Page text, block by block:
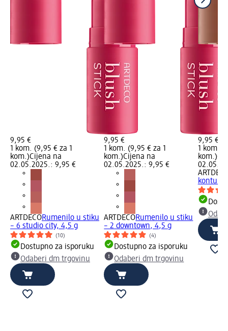
9,95 €
1 kom. (9,95 € za 1
kom.)Cijena na
02.05.2025.: 9,95 €
ARTDECORumenilo u stiku
– 6 studio city, 4,5 g
(10)
Dostupno za isporuku
Odaberi dm trgovinu
9,95 €
1 kom. (9,95 € za 1
kom.)Cijena na
02.05.2025.: 9,95 €
ARTDECORumenilo u stiku
– 2 downtown, 4,5 g
(4)
Dostupno za isporuku
Odaberi dm trgovinu
9,95 €
1 kom.
kom.)